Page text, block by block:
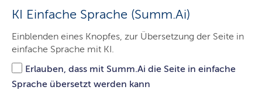
KI Einfache Sprache (Summ.Ai)
Einblenden eines Knopfes, zur Übersetzung der Seite in
einfache Sprache mit KI.
Erlauben, dass mit Summ.Ai die Seite in einfache
Sprache übersetzt werden kann
Inhalte dieser Seite
Die Empfehlungen des Bürgerforums
stehen fest